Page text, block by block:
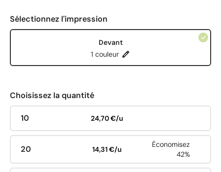
Sélectionnez l'impression
Devant
1 couleur
Choisissez la quantité
10 24,70 €/u
20 14,31 €/u
Économisez
42%